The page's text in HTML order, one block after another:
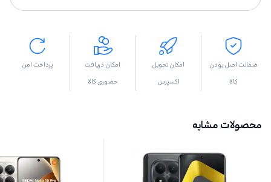
ضمانت اصل بودن
کالا
امکان تحویل
اکسپرس
امکان دریافت
حضوری کالا
پرداخت امن
محصولات مشابه